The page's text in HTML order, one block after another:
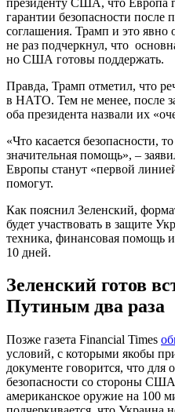
гарантии безопасности после
соглашения. Трамп и это явно
не раз подчеркнул, что
но США готовы поддержать.
Правда, Трамп отметил, что
в НАТО. Тем не менее, после
оба президента назвали их
«Что касается безопасности,
значительная помощь», –
Европы станут «первой
помогут.
Как пояснил Зеленский,
будет участвовать в защите
техника, финансовая помощь
10 дней.
Зеленский готов
Путиным два раза
Позже газета Financial Times
условий, с которыми якобы
документе говорится, что для
безопасности со стороны
американское оружие на 100